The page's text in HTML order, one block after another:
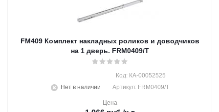
FM409 Комплект накладных роликов и доводчиков
на 1 дверь. FRM0409/T
Нет в наличии
Код: КА-00052525
Артикул: FRM0409/T
Цена